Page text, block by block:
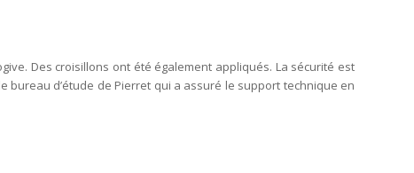
Des croisillons ont été également appliqués. La sécurité est
bureau d’étude de Pierret qui a assuré le support technique en